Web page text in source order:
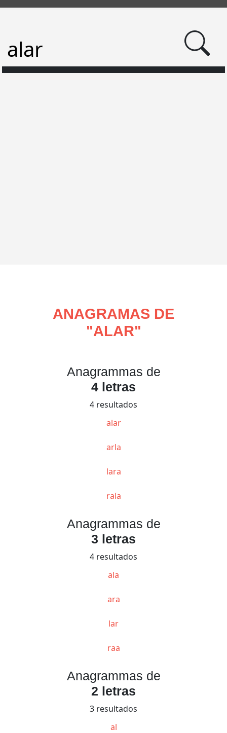
ANAGRAMAS DE
"ALAR"
Anagrammas de
4 letras
4 resultados
alar
arla
lara
rala
Anagrammas de
3 letras
4 resultados
ala
ara
lar
raa
Anagrammas de
2 letras
3 resultados
al